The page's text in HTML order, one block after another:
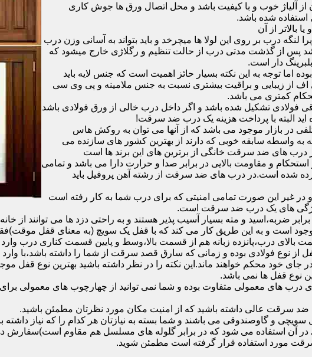
آلیاژ خوب و با کیفیت باشد و محل اتصال ورق ها جوش کاری
لنگه درب بر روی این لولا ها میچرخد و باید بتواند به آسانی وزن درب
پس از گذشت مدتی درب از حالت تنظیم و رگلاژی خارج میشود که
توجه به این نکته بسیار حائز اهمیت است که جنس لایه باید
از زیبایی و براقیت بیشتری نسبت به جنس ملامینه و پی وی سی
کمتری می باشد.
فولادی تشکیل شده باشد و اگر داخل درب خالی از ورق فولادی باشد
البته با پرداخت هزینه یک درب ضد سرقت!
بازار موجود می باشد که از آنها می توان به روکش هاس
که به واسطه سابقه خوبی که دارند از بهترین کشور های سازنده می
های ضد سرقت خانگی از برترین های این برند ها است
و مقاومت بالایی در برابر صدا و حرارت دارا می باشد و تمامی
برده شده است.در درب های ضد سرقت از رشته آهن پروفیل باید
در غیر این صورت تمامی امنیتی که برای درب شما به کار رفته است
ویژگی های یک درب ضد سرقت است.
ضربه،اسید و مته بسیار آسیب پذیر هستند و به راحتی دزد ها می توانند از
می شود که این در نمونه های 16 و 20 زبانه موجود است و به این طریق کار می کند که با قفل یک
از نوع فولادی بوده و زمانی که سارق قصد سرقت از شما را داشته باشد،با
در جای خود محکم خواهند ماند.این نکته را در نظر داشته باشید بهترین نوع
نوع قفل ها نمی باشد.
معمولی متفاوت بوده و شما نمی توانید از چهارچوب های معمولی برای
سرقت عالی داشته باشید که از امنیت مکان مورد نظرتان مطمئن باشید.
و گاوصندوقی می باشند و شما بسته به نیازتان هر کدام را که نیاز داشته
آن استفاده می شود که در برابر گلوله های مسلسل هم مقاوم است)سفارش
مورد استفاده قرار گرفته است مطمئن شوید.